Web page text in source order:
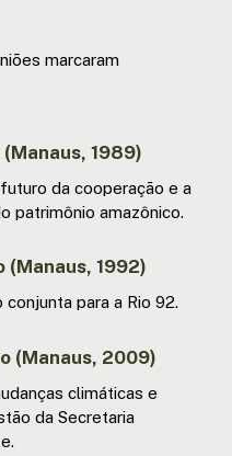
marcaram
(Manaus, 1989)
da cooperação e a
patrimônio amazônico.
(Manaus, 1992)
conjunta para a Rio 92.
(Manaus, 2009)
climáticas e
da Secretaria